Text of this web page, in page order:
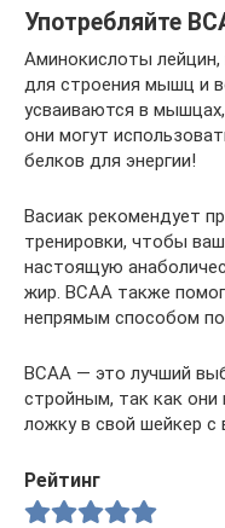
Употребляйте
Аминокислоты лейцин,
для строения мышц и
усваиваются в
они могут
белков для энергии!
Васиак рекомендует
тренировки, чтобы
настоящую
жир. BCAA также
непрямым способом
BCAA — это лучший
стройным, так как они
ложку в свой шейкер с
Рейтинг